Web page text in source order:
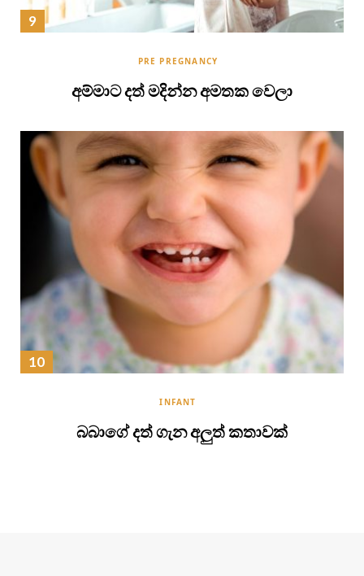
PRE PREGNANCY
අම්මාට දත් මදින්න අමතක වෙලා
INFANT
බබාගේ දත් ගැන අලුත් කතාවක්